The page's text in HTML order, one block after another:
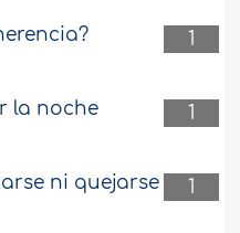
1
1
la noche
1
ni quejarse